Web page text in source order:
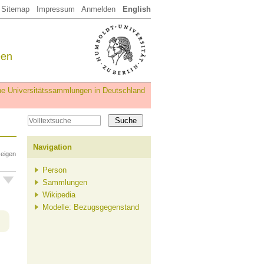
Sitemap Impressum Anmelden English
Universitätssammlungen in Deutschland
Navigation
Person
Sammlungen
Wikipedia
Modelle: Bezugsgegenstand